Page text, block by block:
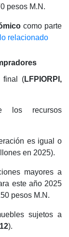
pesos M.N.
como parte
relacionado
final (LFPIORPI,
los recursos
es igual o
en 2025).
mayores a
este año 2025
pesos M.N.
sujetos a
).